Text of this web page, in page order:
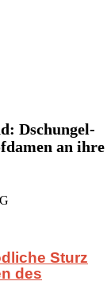
Dschungel-
an ihre
Sturz
des